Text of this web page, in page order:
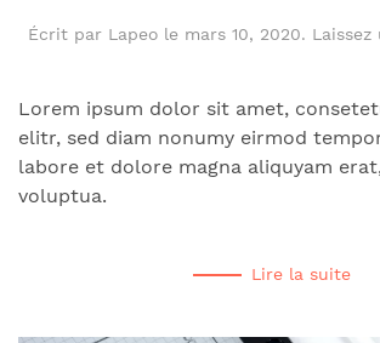
Écrit par Lapeo le mars 10, 2020.
Lorem ipsum dolor sit amet,
elitr, sed diam nonumy eirmod
labore et dolore magna aliquyam
voluptua.
Lire la suite